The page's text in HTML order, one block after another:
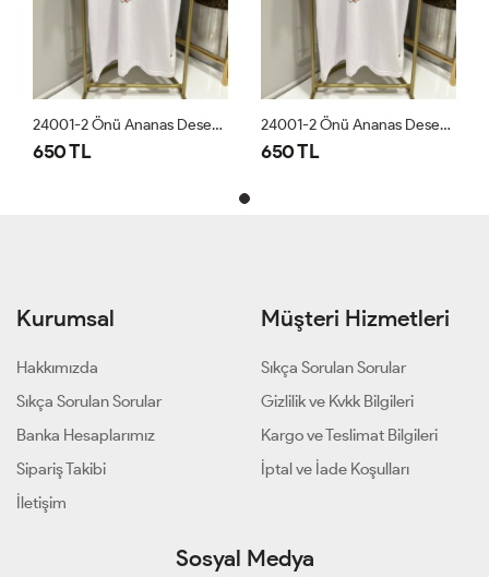
24001-2 Önü Ananas Desen Bluz Beyaz
650 TL
24001-2 Önü Ananas Desen Bluz Beyaz
650 TL
Kurumsal
Hakkımızda
Sıkça Sorulan Sorular
Banka Hesaplarımız
Sipariş Takibi
İletişim
Müşteri Hizmetleri
Sıkça Sorulan Sorular
Gizlilik ve Kvkk Bilgileri
Kargo ve Teslimat Bilgileri
İptal ve İade Koşulları
Sosyal Medya